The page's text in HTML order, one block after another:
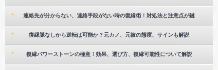
連絡先が分からない、連絡手段がない時の復縁術！対処法と注意点が鍵
復縁脈なしから逆転は可能か？元カノ、元彼の態度、サインも解説
復縁パワーストーンの極意！効果、選び方、復縁可能性について解説